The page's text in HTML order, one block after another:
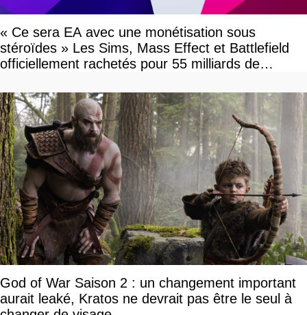
« Ce sera EA avec une monétisation sous
stéroïdes » Les Sims, Mass Effect et Battlefield
officiellement rachetés pour 55 milliards de
God of War Saison 2 : un changement important
aurait leaké, Kratos ne devrait pas être le seul à